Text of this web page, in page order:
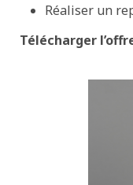
Réaliser un
Télécharger